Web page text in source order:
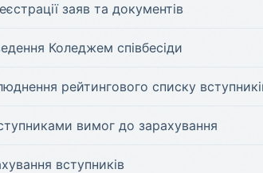
заяв та документів
Коледжем співбесіди
рейтингового списку
вимог до зарахування
вступників